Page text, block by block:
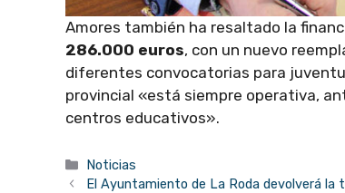
Amores también ha resaltado la
286.000 euros, con un nuevo
diferentes convocatorias para
provincial «está siempre operativa,
centros educativos».
Categorías
Noticias
El Ayuntamiento de La Roda devolverá